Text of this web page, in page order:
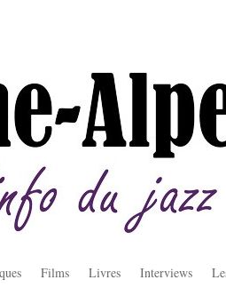
Films Livres Interviews